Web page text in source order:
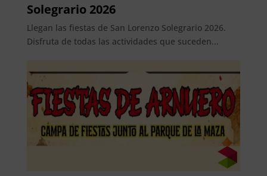
Solegrario 2026
Llegan las fiestas de San Lorenzo Solegrario 2026.
Disfruta de todas las actividades que suceden...